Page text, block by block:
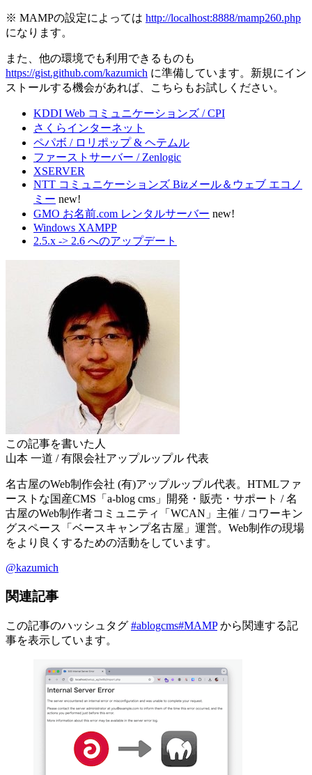
※ MAMPの設定によっては http://localhost:8888/mamp260.php
になります。
また、他の環境でも利用できるものも
https://gist.github.com/kazumich に準備しています。新規にイン
ストールする機会があれば、こちらもお試しください。
KDDI Web コミュニケーションズ / CPI
さくらインターネット
ペパボ / ロリポップ & ヘテムル
ファーストサーバー / Zenlogic
XSERVER
NTT コミュニケーションズ Bizメール＆ウェブ エコノ
ミー new!
GMO お名前.com レンタルサーバー new!
Windows XAMPP
2.5.x -> 2.6 へのアップデート
この記事を書いた人
山本 一道 / 有限会社アップルップル 代表
名古屋のWeb制作会社 (有)アップルップル代表。HTMLファ
ーストな国産CMS「a-blog cms」開発・販売・サポート / 名
古屋のWeb制作者コミュニティ「WCAN」主催 / コワーキン
グスペース「ベースキャンプ名古屋」運営。Web制作の現場
をより良くするための活動をしています。
@kazumich
関連記事
この記事のハッシュタグ #ablogcms#MAMP から関連する記
事を表示しています。